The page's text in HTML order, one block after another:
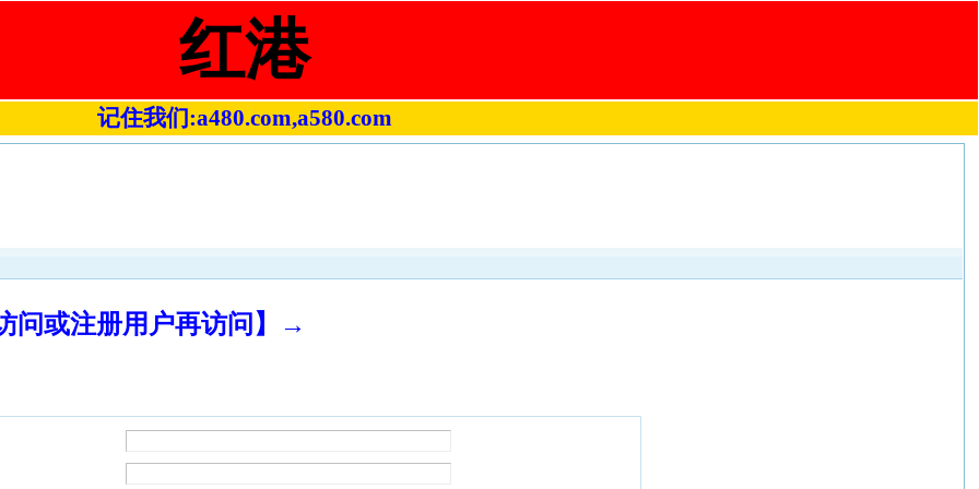
红港
记住我们:a480.com,a580.com
问或注册用户再访问】→